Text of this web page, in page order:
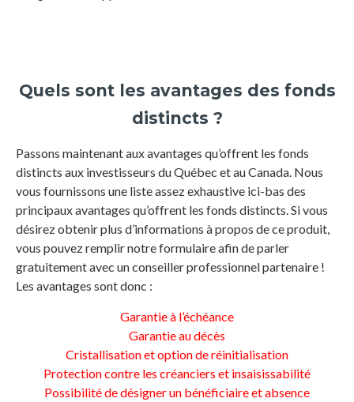
Quels sont les avantages des fonds
distincts ?
Passons maintenant aux avantages qu’offrent les fonds
distincts aux investisseurs du Québec et au Canada. Nous
vous fournissons une liste assez exhaustive ici-bas des
principaux avantages qu’offrent les fonds distincts. Si vous
désirez obtenir plus d’informations à propos de ce produit,
vous pouvez remplir notre formulaire afin de parler
gratuitement avec un conseiller professionnel partenaire !
Les avantages sont donc :
Garantie à l’échéance
Garantie au décès
Cristallisation et option de réinitialisation
Protection contre les créanciers et insaisissabilité
Possibilité de désigner un bénéficiaire et absence